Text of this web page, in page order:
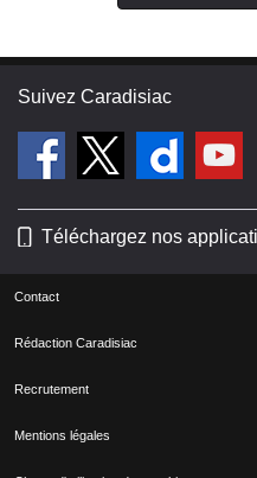
Suivez Caradisiac
Téléchargez nos
Contact
Rédaction Caradisiac
Recrutement
Mentions légales